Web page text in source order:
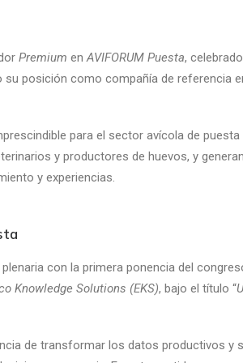
Premium enAVIFORUM Puesta,
posición como compañía de referencia
para el sector avícola de puesta
y productores de huevos, y
y experiencias.
con la primera ponencia del
Knowledge Solutions (EKS), bajo el título “
de transformar los datos productivos y